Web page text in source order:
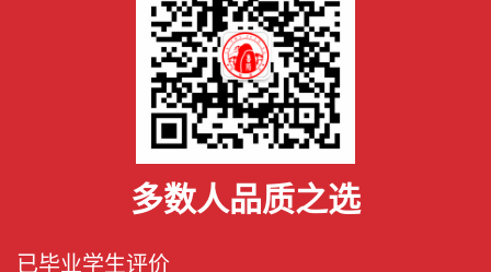
多数人品质之选
已毕业学生评价